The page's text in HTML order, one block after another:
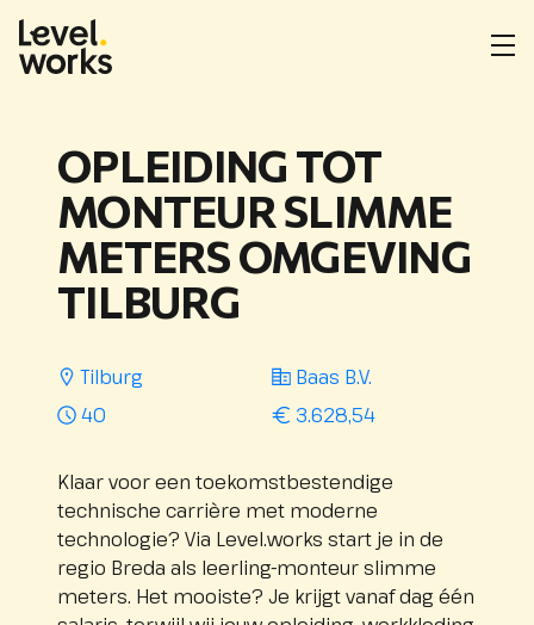
Homepage
OPLEIDING TOT
MONTEUR SLIMME
METERS OMGEVING
TILBURG
Tilburg Baas B.V.
40 3.628,54
Klaar voor een toekomstbestendige
technische carrière met moderne
technologie? Via Level.works start je in de
regio Breda als leerling-monteur slimme
meters. Het mooiste? Je krijgt vanaf dag één